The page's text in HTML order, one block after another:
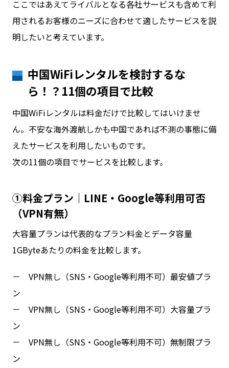
ここではあえてライバルとなる各社サービスも含めて利
用されるお客様のニーズに合わせて適したサービスを説
明したいと考えています。
中国WiFiレンタルを検討するな
ら！？11個の項目で比較
中国WiFiレンタルは料金だけで比較してはいけませ
ん。不安な海外渡航しかも中国であれば不測の事態に備
えたサービスを利用したいものです。
次の11個の項目でサービスを比較します。
①料金プラン｜LINE・Google等利用可否
（VPN有無）
大容量プランは代表的なプラン料金とデータ容量
1GByteあたりの料金を比較します。
－ VPN無し（SNS・Google等利用不可）最安値プラ
ン
－ VPN無し（SNS・Google等利用不可）大容量プラ
ン
－ VPN無し（SNS・Google等利用不可）無制限プラ
ン